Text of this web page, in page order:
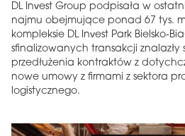
DL Invest Group podpisała w
najmu obejmujące ponad 67 tys.
kompleksie DL Invest Park Bielsko-
sfinalizowanych transakcji znalazły
przedłużenia kontraktów z
nowe umowy z firmami z sektora
logistycznego.